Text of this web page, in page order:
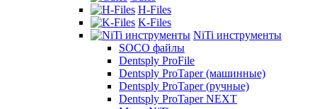
H-Files
K-Files
NiTi инструменты
SOCO файлы
Dentsply ProFile
Dentsply ProTaper (машинные)
Dentsply ProTaper (ручные)
Dentsply ProTaper NEXT